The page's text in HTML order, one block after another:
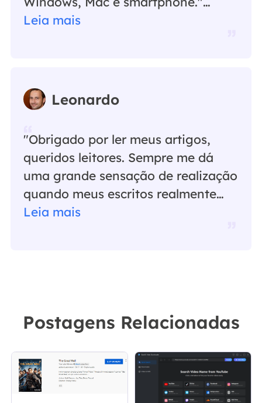
Leia mais
Leonardo
"Obrigado por ler meus artigos,
queridos leitores. Sempre me dá
uma grande sensação de realização
quando meus escritos realmente
ajudam. Espero que gostem de sua
Leia mais
Postagens Relacionadas